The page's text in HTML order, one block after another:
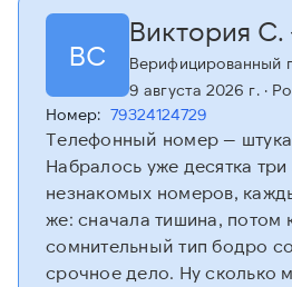
ВС
Виктория С.
Верифицированный
9 августа 2026 г.·
Номер: 79324124729
Телефонный номер — штука
Набралось уже десятка три
незнакомых номеров,
же: сначала тишина, потом
сомнительный тип бодро
срочное дело. Ну сколько